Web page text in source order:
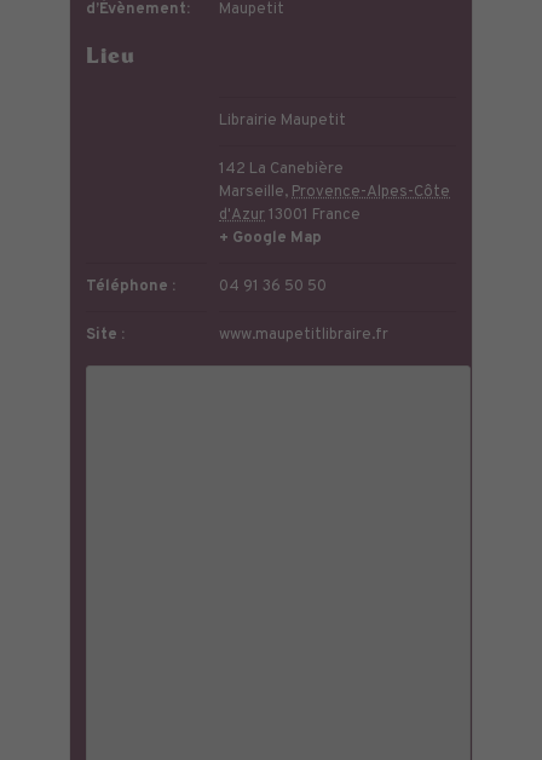
d’Évènement:
Maupetit
Lieu
Librairie Maupetit
142 La Canebière
Marseille,Provence-Alpes-Côte
d'Azur13001 France
+ Google Map
Téléphone : 04 91 36 50 50
Site : www.maupetitlibraire.fr